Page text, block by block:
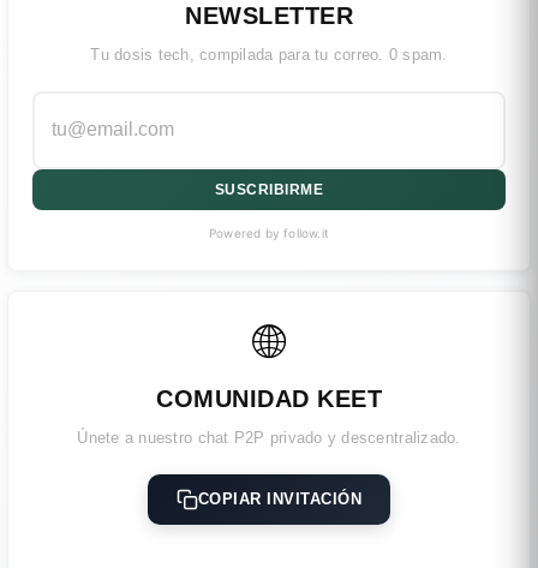
NEWSLETTER
Tu dosis tech, compilada para tu correo. 0 spam.
SUSCRIBIRME
Powered by follow.it
🌐
COMUNIDAD KEET
Únete a nuestro chat P2P privado y descentralizado.
COPIAR INVITACIÓN